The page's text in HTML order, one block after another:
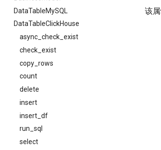
DataTableMySQL
DataTableClickHouse
async_check_exist
check_exist
copy_rows
count
delete
insert
insert_df
run_sql
select
该